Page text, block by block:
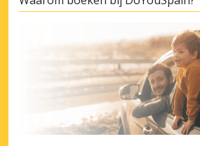
Topbesparingen
Krijg toegang tot exclusieve
partneraanbiedingen